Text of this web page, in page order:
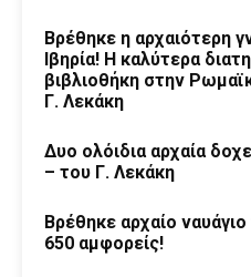
Βρέθηκε η αρχαιότερη
Ιβηρία! Η καλύτερα
βιβλιοθήκη στην
Γ. Λεκάκη
Δυο ολόιδια αρχαία
– του Γ. Λεκάκη
Βρέθηκε αρχαίο
650 αμφορείς!